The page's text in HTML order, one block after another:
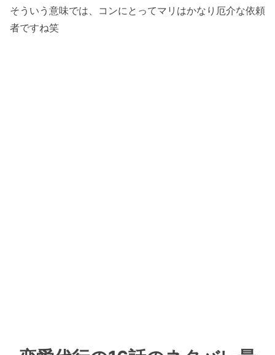
そういう意味では、コンにとってマリはかなり厄介な依頼
者ですね笑